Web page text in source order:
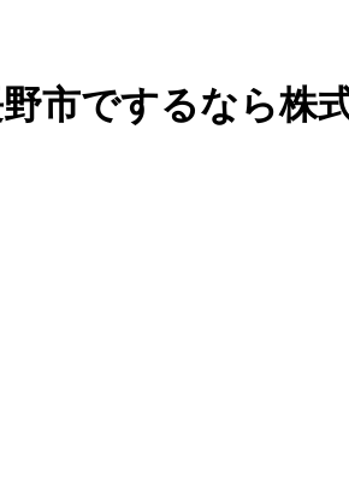
市でするなら株